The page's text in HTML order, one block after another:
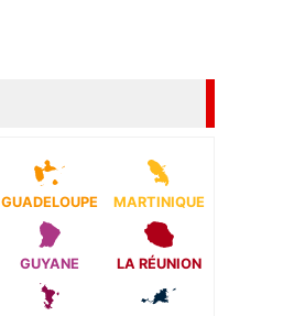
GUADELOUPE MARTINIQUE
GUYANE LA RÉUNION